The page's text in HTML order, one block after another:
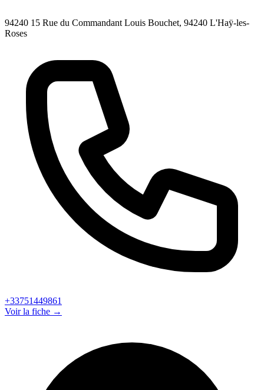
94240 15 Rue du Commandant Louis Bouchet, 94240 L'Haÿ-les-
Roses
+33751449861
Voir la fiche →